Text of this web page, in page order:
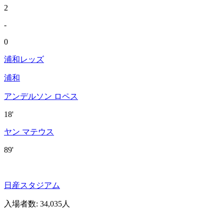
2
-
0
浦和レッズ
浦和
アンデルソン ロペス
18'
ヤン マテウス
89'
日産スタジアム
入場者数: 34,035人